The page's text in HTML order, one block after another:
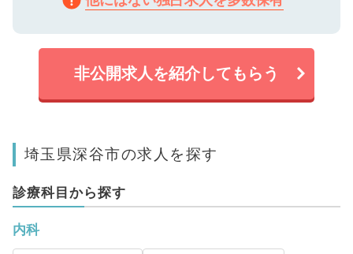
非公開求人を紹介してもらう
埼玉県深谷市の求人を探す
診療科目から探す
内科